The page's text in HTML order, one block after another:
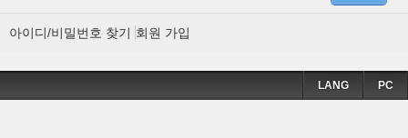
아이디/비밀번호 찾기 회원 가입
PC
LANG